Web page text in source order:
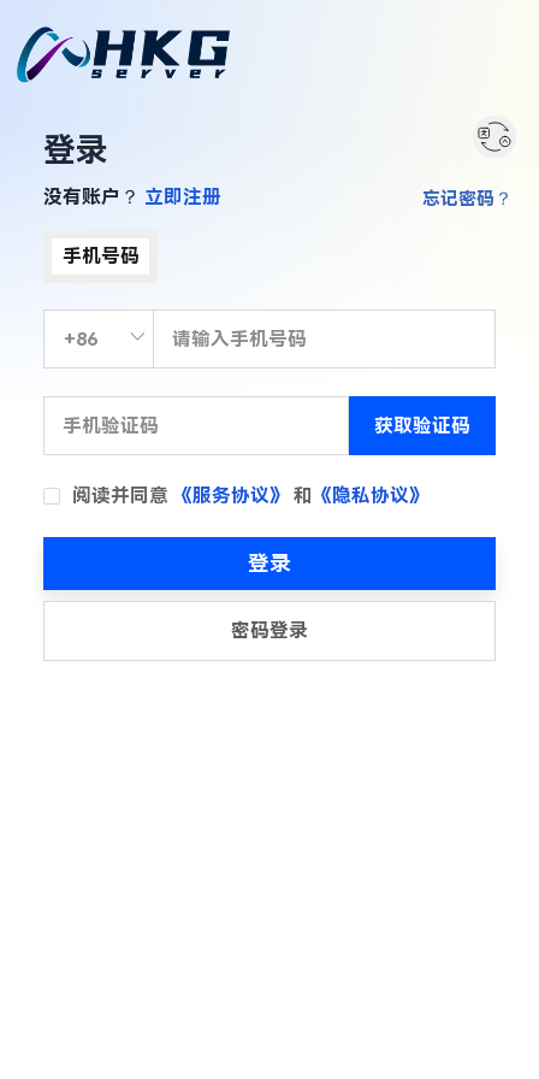
登录
没有账户？ 立即注册
手机号码
获取验证码
阅读并同意 《服务协议》 和 《隐私协议》
忘记密码？
登录
密码登录